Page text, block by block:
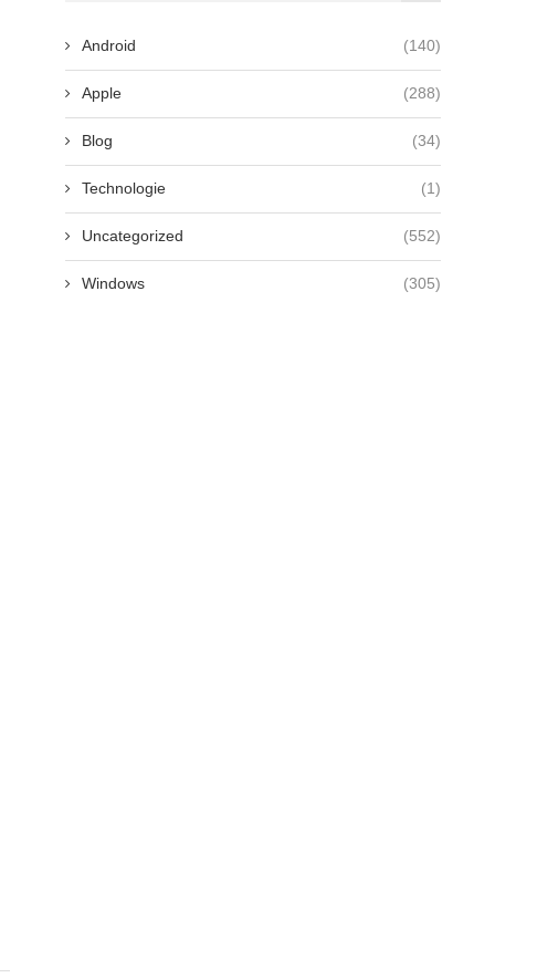
Android (140)
Apple (288)
Blog (34)
Technologie (1)
Uncategorized (552)
Windows (305)